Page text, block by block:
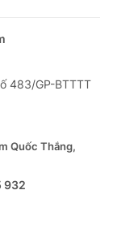
483/GP-BTTTT
Quốc Thắng,
932